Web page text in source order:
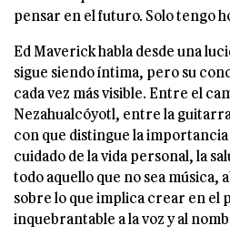
pensar en el futuro. Solo tengo
Ed Maverick habla desde una
sigue siendo íntima, pero su
cada vez más visible. Entre el
Nezahualcóyotl, entre la
con que distingue la
cuidado de la vida personal, la
todo aquello que no sea música,
sobre lo que implica crear en el
inquebrantable a la voz y al